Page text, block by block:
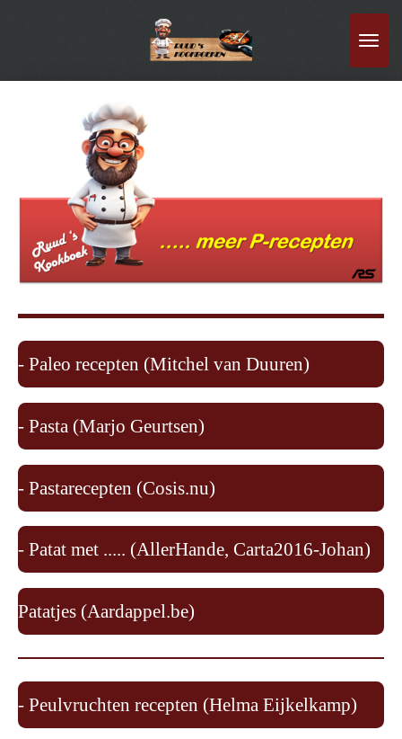
hoofdinhoud
- Paleo recepten (Mitchel van Duuren)
- Pasta (Marjo Geurtsen)
- Pastarecepten (Cosis.nu)
- Patat met ..... (AllerHande, Carta2016-Johan)
Patatjes (Aardappel.be)
- Peulvruchten recepten (Helma Eijkelkamp)